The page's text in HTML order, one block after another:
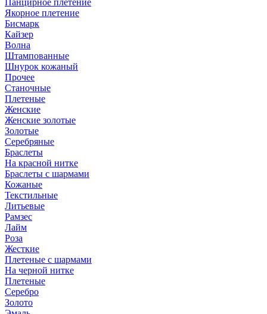
Панцирное плетение
Якорное плетение
Бисмарк
Кайзер
Волна
Штампованные
Шнурок кожаный
Прочее
Станочные
Плетеные
Женские
Женские золотые
Золотые
Серебряные
Браслеты
На красной нитке
Браслеты с шармами
Кожаные
Текстильные
Литьевые
Рамзес
Лайм
Роза
Жесткие
Плетеные с шармами
На черной нитке
Плетеные
Серебро
Золото